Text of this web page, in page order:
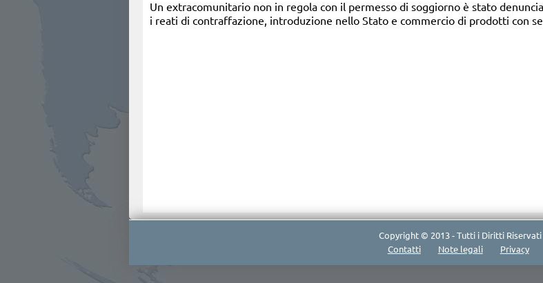
Un extracomunitario non in regola con il permesso di soggiorno è stato
i reati di contraffazione, introduzione nello Stato e commercio di prodotti con
Copyright © 2013 - Tutti i Diritti Riservati
Contatti
Note legali Privacy